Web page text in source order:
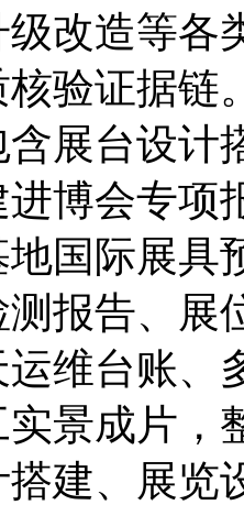
改造等各
验证据链
展台设计
博会专项
国际展具
报告、展
维台账、
景成片，
建、展览